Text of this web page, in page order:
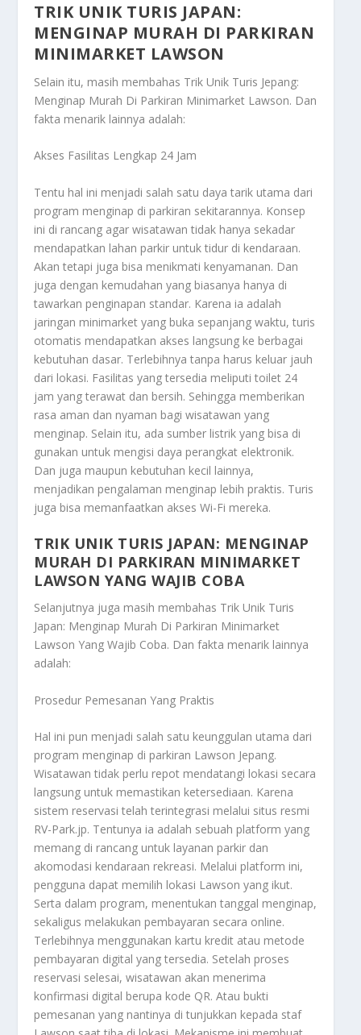
TRIK UNIK TURIS JAPAN:
MENGINAP MURAH DI PARKIRAN
MINIMARKET LAWSON
Selain itu, masih membahas Trik Unik Turis Jepang:
Menginap Murah Di Parkiran Minimarket Lawson. Dan
fakta menarik lainnya adalah:
Akses Fasilitas Lengkap 24 Jam
Tentu hal ini menjadi salah satu daya tarik utama dari
program menginap di parkiran sekitarannya. Konsep
ini di rancang agar wisatawan tidak hanya sekadar
mendapatkan lahan parkir untuk tidur di kendaraan.
Akan tetapi juga bisa menikmati kenyamanan. Dan
juga dengan kemudahan yang biasanya hanya di
tawarkan penginapan standar. Karena ia adalah
jaringan minimarket yang buka sepanjang waktu, turis
otomatis mendapatkan akses langsung ke berbagai
kebutuhan dasar. Terlebihnya tanpa harus keluar jauh
dari lokasi. Fasilitas yang tersedia meliputi toilet 24
jam yang terawat dan bersih. Sehingga memberikan
rasa aman dan nyaman bagi wisatawan yang
menginap. Selain itu, ada sumber listrik yang bisa di
gunakan untuk mengisi daya perangkat elektronik.
Dan juga maupun kebutuhan kecil lainnya,
menjadikan pengalaman menginap lebih praktis. Turis
juga bisa memanfaatkan akses Wi-Fi mereka.
TRIK UNIK TURIS JAPAN: MENGINAP
MURAH DI PARKIRAN MINIMARKET
LAWSON YANG WAJIB COBA
Selanjutnya juga masih membahas Trik Unik Turis
Japan: Menginap Murah Di Parkiran Minimarket
Lawson Yang Wajib Coba. Dan fakta menarik lainnya
adalah:
Prosedur Pemesanan Yang Praktis
Hal ini pun menjadi salah satu keunggulan utama dari
program menginap di parkiran Lawson Jepang.
Wisatawan tidak perlu repot mendatangi lokasi secara
langsung untuk memastikan ketersediaan. Karena
sistem reservasi telah terintegrasi melalui situs resmi
RV-Park.jp. Tentunya ia adalah sebuah platform yang
memang di rancang untuk layanan parkir dan
akomodasi kendaraan rekreasi. Melalui platform ini,
pengguna dapat memilih lokasi Lawson yang ikut.
Serta dalam program, menentukan tanggal menginap,
sekaligus melakukan pembayaran secara online.
Terlebihnya menggunakan kartu kredit atau metode
pembayaran digital yang tersedia. Setelah proses
reservasi selesai, wisatawan akan menerima
konfirmasi digital berupa kode QR. Atau bukti
pemesanan yang nantinya di tunjukkan kepada staf